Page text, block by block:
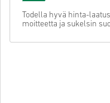
Todella hyvä hinta-
moitteetta ja sukelsin